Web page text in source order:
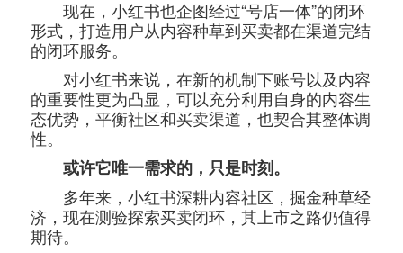
现在，小红书也企图经过“号店一体”的闭环
形式，打造用户从内容种草到买卖都在渠道完结
的闭环服务。
对小红书来说，在新的机制下账号以及内容
的重要性更为凸显，可以充分利用自身的内容生
态优势，平衡社区和买卖渠道，也契合其整体调
性。
或许它唯一需求的，只是时刻。
多年来，小红书深耕内容社区，掘金种草经
济，现在测验探索买卖闭环，其上市之路仍值得
期待。